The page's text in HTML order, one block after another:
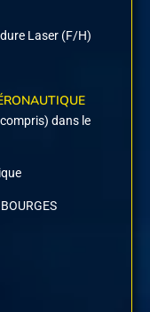
Laser (F/H)
dans le
BOURGES